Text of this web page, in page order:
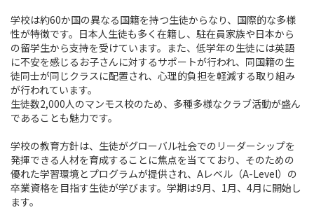
学校は約60か国の異なる国籍を持つ生徒からなり、国際的な多様
性が特徴です。日本人生徒も多く在籍し、駐在員家族や日本から
の留学生から支持を受けています。また、低学年の生徒には英語
に不安を感じるお子さんに対するサポートが行われ、同国籍の生
徒同士が同じクラスに配置され、心理的負担を軽減する取り組み
が行われています。
生徒数2,000人のマンモス校のため、多種多様なクラブ活動が盛ん
であることも魅力です。
学校の教育方針は、生徒がグローバル社会でのリーダーシップを
発揮できる人材を育成することに焦点を当てており、そのための
優れた学習環境とプログラムが提供され、Aレベル（A-Level）の
卒業資格を目指す生徒が学びます。学期は9月、1月、4月に開始し
ます。